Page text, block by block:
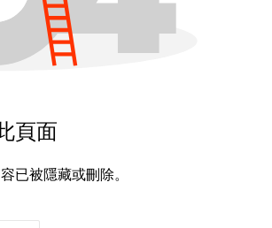
頁面
已被隱藏或刪除。